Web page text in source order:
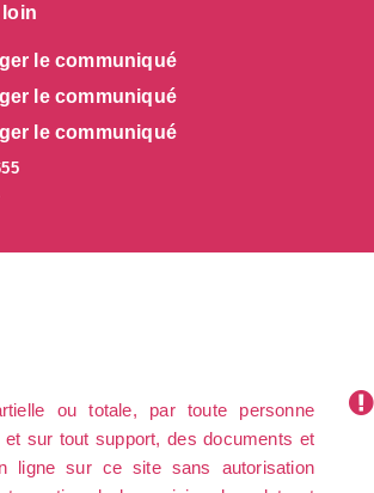
loin
le communiqué
le communiqué
le communiqué
ou totale, par toute personne
et sur tout support, des documents et
ligne sur ce site sans autorisation